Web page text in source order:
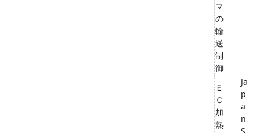
マ
の
輸
送
制
御
Ｅ
Ｃ
加
熱
Ja
p
a
n